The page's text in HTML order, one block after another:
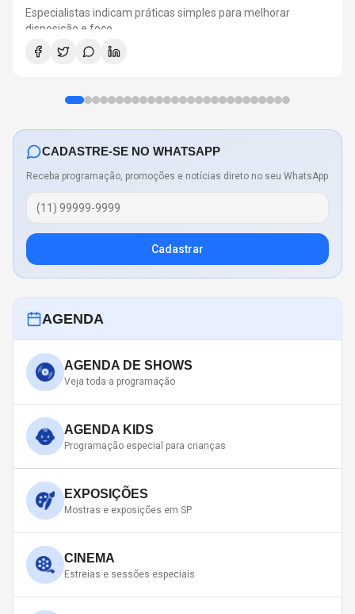
Especialistas indicam práticas simples para melhorar
disposição e foco
CADASTRE-SE NO WHATSAPP
Receba programação, promoções e notícias direto no seu WhatsApp
Cadastrar
AGENDA
AGENDA DE SHOWS
Veja toda a programação
AGENDA KIDS
Programação especial para crianças
EXPOSIÇÕES
Mostras e exposições em SP
CINEMA
Estreias e sessões especiais